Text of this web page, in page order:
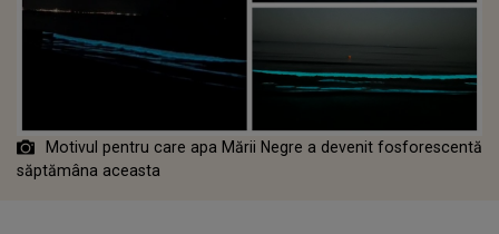
Motivul pentru care apa Mării Negre a devenit fosforescentă
săptămâna aceasta